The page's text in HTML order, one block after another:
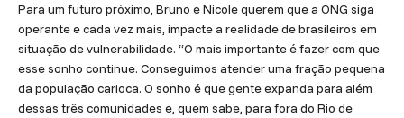
Para um futuro próximo, Bruno e Nicole querem que a ONG siga
operante e cada vez mais, impacte a realidade de brasileiros em
situação de vulnerabilidade. “O mais importante é fazer com que
esse sonho continue. Conseguimos atender uma fração pequena
da população carioca. O sonho é que gente expanda para além
dessas três comunidades e, quem sabe, para fora do Rio de